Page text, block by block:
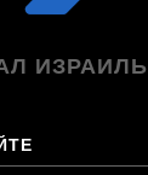
ИЗРАИЛЬ